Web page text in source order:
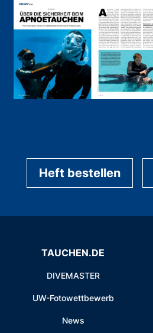
Heft bestellen
TAUCHEN.DE
DIVEMASTER
UW-Fotowettbewerb
News